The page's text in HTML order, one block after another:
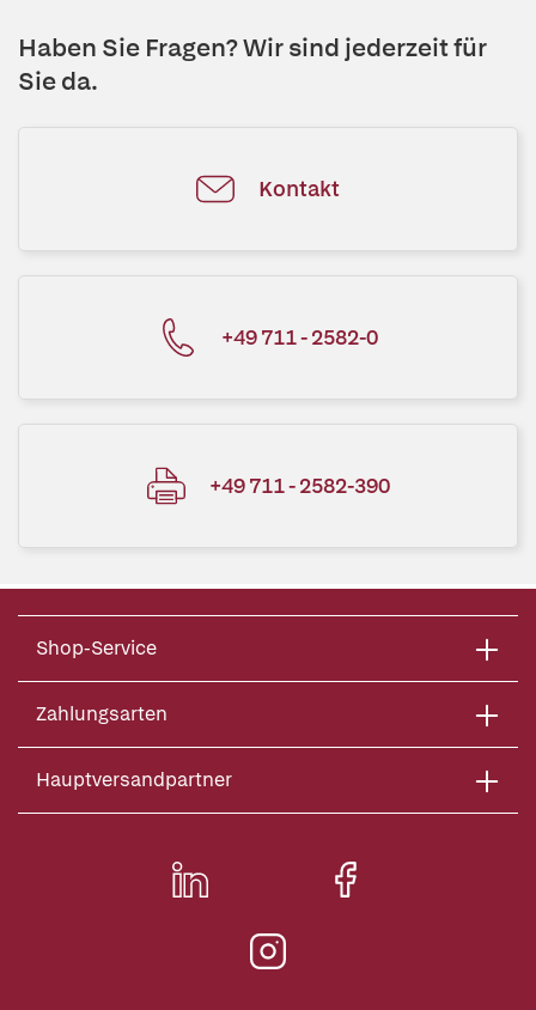
Haben Sie Fragen? Wir sind jederzeit für
Sie da.
Kontakt
+49 711 - 2582-0
+49 711 - 2582-390
Shop-Service
Zahlungsarten
Hauptversandpartner